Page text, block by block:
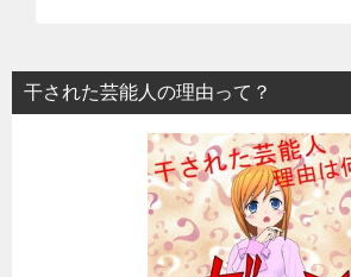
干された芸能人の理由って？